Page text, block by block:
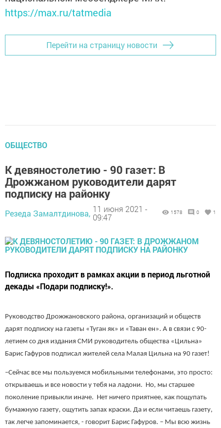
https://max.ru/tatmedia
Перейти на страницу новости
ОБЩЕСТВО
К девяностолетию - 90 газет: В
Дрожжаном руководители дарят
подписку на районку
Резеда Замалтдинова, 11 июня 2021 -
09:47
1578 0 1
Подписка проходит в рамках акции в период льготной
декады «Подари подписку!».
Руководство Дрожжановского района, организаций и обществ
дарят подписку на газеты «Туган як» и «Таван ен». А в связи с 90-
летием со дня издания СМИ руководитель общества «Цильна»
Барис Гафуров подписал жителей села Малая Цильна на 90 газет!
–Сейчас все мы пользуемся мобильными телефонами, это просто:
открываешь и все новости у тебя на ладони. Но, мы старшее
поколение привыкли иначе. Нет ничего приятнее, как пощупать
бумажную газету, ощутить запах краски. Да и если читаешь газету,
так легче запоминается, - говорит Барис Гафуров. – Мы всю жизнь